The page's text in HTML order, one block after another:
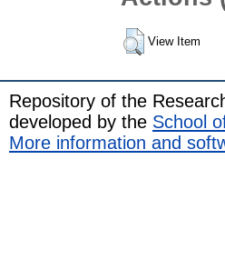
View Item
Repository of the
developed by the School
More information and